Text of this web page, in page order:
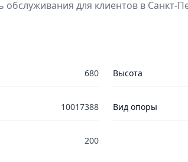
для клиентов в Санкт-
680 Высота
10017388 Вид опоры
200